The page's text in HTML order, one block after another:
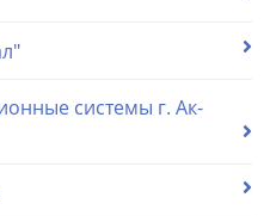
системы г. Ак-